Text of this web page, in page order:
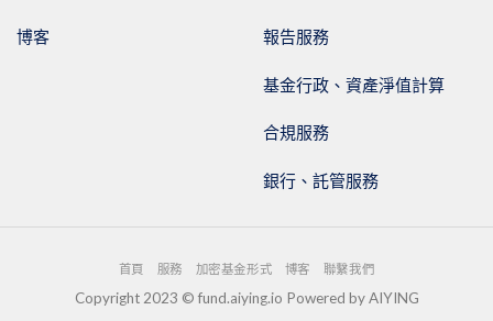
博客 報告服務
基金行政、資產淨值計算
合規服務
銀行、託管服務
首頁 服務 加密基金形式 博客 聯繫我們
Copyright 2023 © fund.aiying.io Powered by AIYING